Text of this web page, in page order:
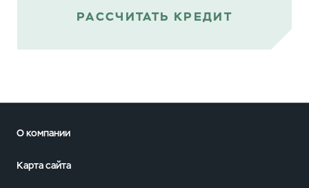
РАССЧИТАТЬ КРЕДИТ
О компании
Карта сайта